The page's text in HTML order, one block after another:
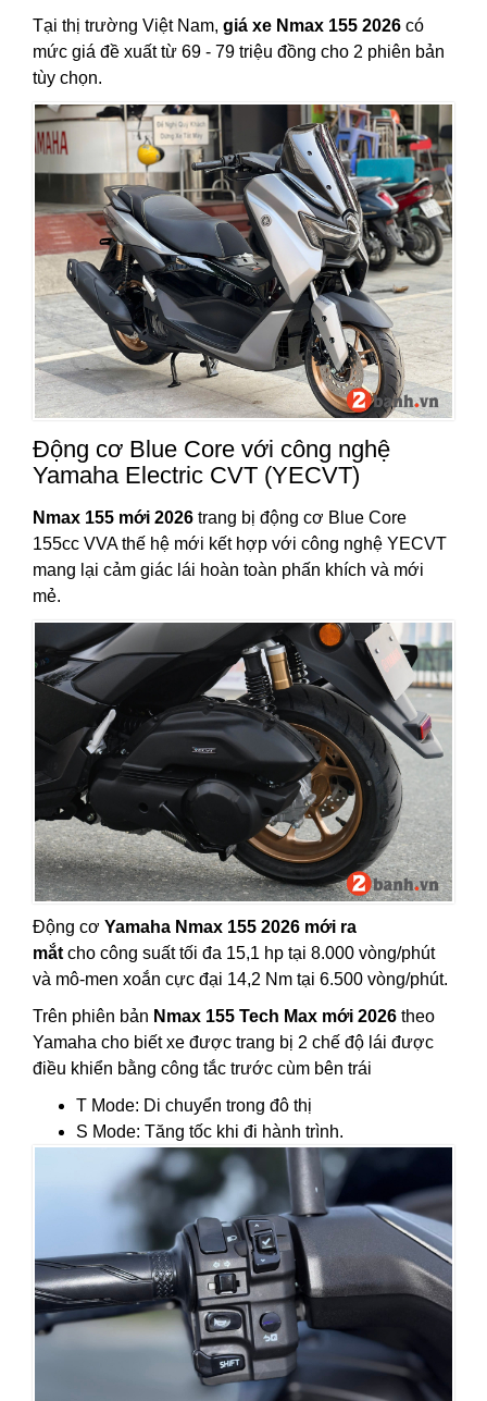
Tại thị trường Việt Nam, giá xe Nmax 155 2026 có
mức giá đề xuất từ 69 - 79 triệu đồng cho 2 phiên bản
tùy chọn.
Động cơ Blue Core với công nghệ
Yamaha Electric CVT (YECVT)
Nmax 155 mới 2026 trang bị động cơ Blue Core
155cc VVA thế hệ mới kết hợp với công nghệ YECVT
mang lại cảm giác lái hoàn toàn phấn khích và mới
mẻ.
Động cơ Yamaha Nmax 155 2026 mới ra
mắt cho công suất tối đa 15,1 hp tại 8.000 vòng/phút
và mô-men xoắn cực đại 14,2 Nm tại 6.500 vòng/phút.
Trên phiên bản Nmax 155 Tech Max mới 2026 theo
Yamaha cho biết xe được trang bị 2 chế độ lái được
điều khiển bằng công tắc trước cùm bên trái
T Mode: Di chuyển trong đô thị
S Mode: Tăng tốc khi đi hành trình.